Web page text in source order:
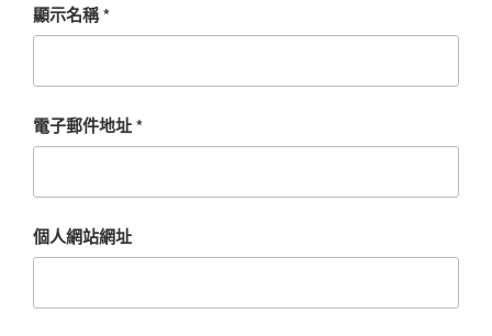
顯示名稱*
電子郵件地址*
個人網站網址